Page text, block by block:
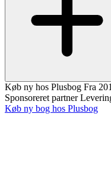
Køb ny hos Plusbog Fra
Sponsoreret partner
Køb ny bog hos Plusbog